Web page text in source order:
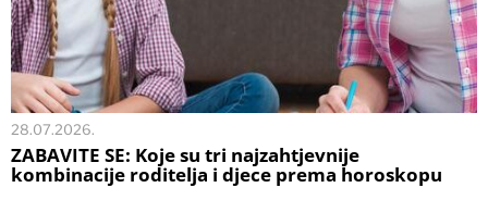
28.07.2026.
ZABAVITE SE: Koje su tri najzahtjevnije
kombinacije roditelja i djece prema horoskopu